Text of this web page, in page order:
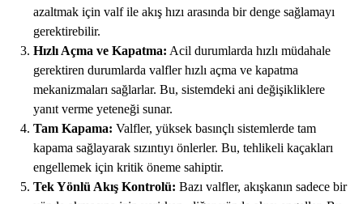
azaltmak için valf ile akış hızı arasında bir denge sağlamayı
gerektirebilir.
Hızlı Açma ve Kapatma: Acil durumlarda hızlı müdahale
gerektiren durumlarda valfler hızlı açma ve kapatma
mekanizmaları sağlarlar. Bu, sistemdeki ani değişikliklere
yanıt verme yeteneği sunar.
Tam Kapama: Valfler, yüksek basınçlı sistemlerde tam
kapama sağlayarak sızıntıyı önlerler. Bu, tehlikeli kaçakları
engellemek için kritik öneme sahiptir.
Tek Yönlü Akış Kontrolü: Bazı valfler, akışkanın sadece bir